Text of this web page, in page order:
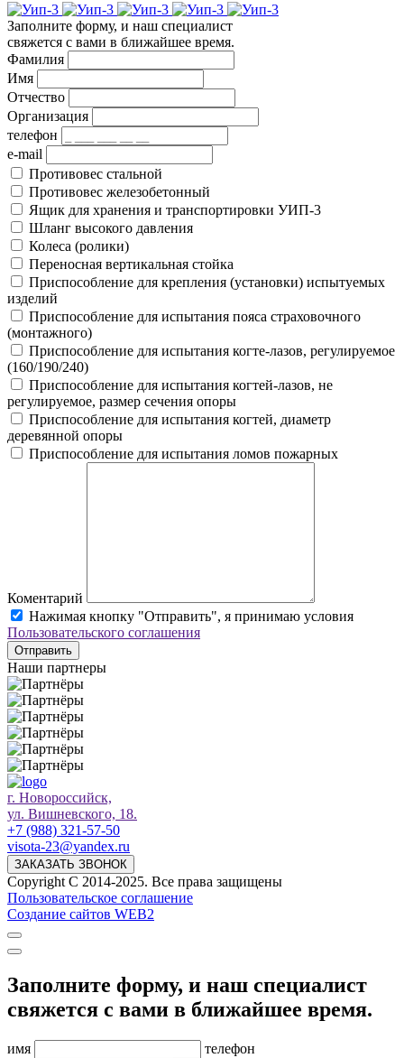
Заполните форму, и наш специалист
свяжется с вами в ближайшее время.
Фамилия
Имя
Отчество
Организация
телефон
e-mail
Противовес стальной
Противовес железобетонный
Ящик для хранения и транспортировки УИП-3
Шланг высокого давления
Колеса (ролики)
Переносная вертикальная стойка
Приспособление для крепления (установки) испытуемых
изделий
Приспособление для испытания пояса страховочного
(монтажного)
Приспособление для испытания когте-лазов, регулируемое
(160/190/240)
Приспособление для испытания когтей-лазов, не
регулируемое, размер сечения опоры
Приспособление для испытания когтей, диаметр
деревянной опоры
Приспособление для испытания ломов пожарных
Коментарий
Нажимая кнопку "Отправить", я принимаю условия
Пользовательского соглашения
Отправить
Наши партнеры
г. Новороссийск,
ул. Вишневского, 18.
+7 (988) 321-57-50
visota-23@yandex.ru
ЗАКАЗАТЬ ЗВОНОК
Copyright C 2014-2025. Все права защищены
Пользовательское соглашение
Создание сайтов WEB2
Заполните форму, и наш специалист
свяжется с вами в ближайшее время.
имя
телефон